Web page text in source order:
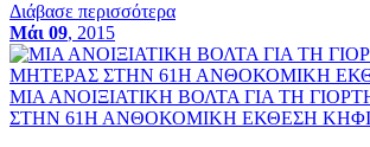
Διάβασε περισσότερα
Μάι 09, 2015
ΜΙΑ ΑΝΟΙΞΙΑΤΙΚΗ ΒΟΛΤΑ ΓΙΑ ΤΗ
ΣΤΗΝ 61Η ΑΝΘΟΚΟΜΙΚΗ ΕΚΘΕΣΗ